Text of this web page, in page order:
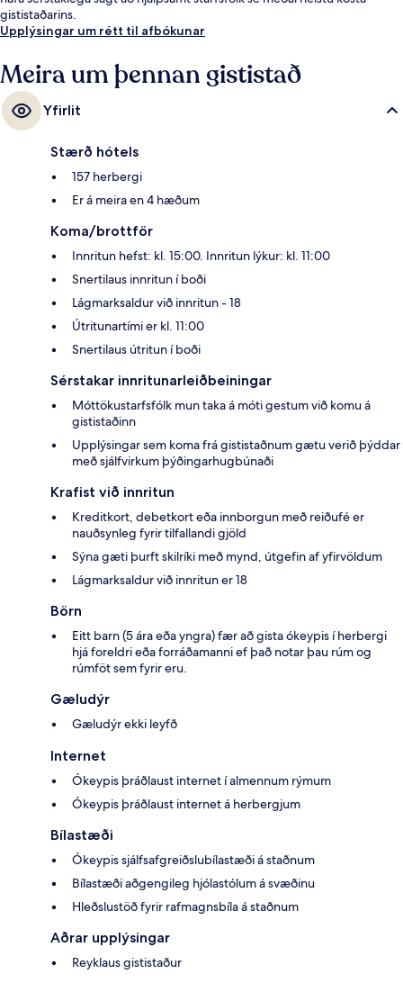
gististaðarins.
Upplýsingar um rétt til afbókunar
Meira um þennan gististað
Yfirlit
Stærð hótels
157 herbergi
Er á meira en 4 hæðum
Koma/brottför
Innritun hefst: kl. 15:00. Innritun lýkur: kl. 11:00
Snertilaus innritun í boði
Lágmarksaldur við innritun - 18
Útritunartími er kl. 11:00
Snertilaus útritun í boði
Sérstakar innritunarleiðbeiningar
Móttökustarfsfólk mun taka á móti gestum við komu á
gististaðinn
Upplýsingar sem koma frá gististaðnum gætu verið þýddar
með sjálfvirkum þýðingarhugbúnaði
Krafist við innritun
Kreditkort, debetkort eða innborgun með reiðufé er
nauðsynleg fyrir tilfallandi gjöld
Sýna gæti þurft skilríki með mynd, útgefin af yfirvöldum
Lágmarksaldur við innritun er 18
Börn
Eitt barn (5 ára eða yngra) fær að gista ókeypis í herbergi
hjá foreldri eða forráðamanni ef það notar þau rúm og
rúmföt sem fyrir eru.
Gæludýr
Gæludýr ekki leyfð
Internet
Ókeypis þráðlaust internet í almennum rýmum
Ókeypis þráðlaust internet á herbergjum
Bílastæði
Ókeypis sjálfsafgreiðslubílastæði á staðnum
Bílastæði aðgengileg hjólastólum á svæðinu
Hleðslustöð fyrir rafmagnsbíla á staðnum
Aðrar upplýsingar
Reyklaus gististaður